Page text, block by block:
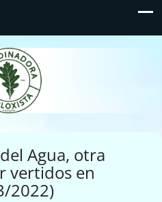
Ecoloxista
Agua, otra
vertidos en
2022)